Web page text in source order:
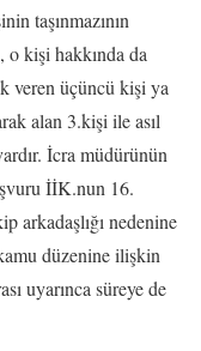
taşınmazının
kişi hakkında da
veren üçüncü kişi ya
alan 3.kişi ile asıl
İcra müdürünün
İİK.nun 16.
arkadaşlığı nedenine
düzenine ilişkin
uyarınca süreye de